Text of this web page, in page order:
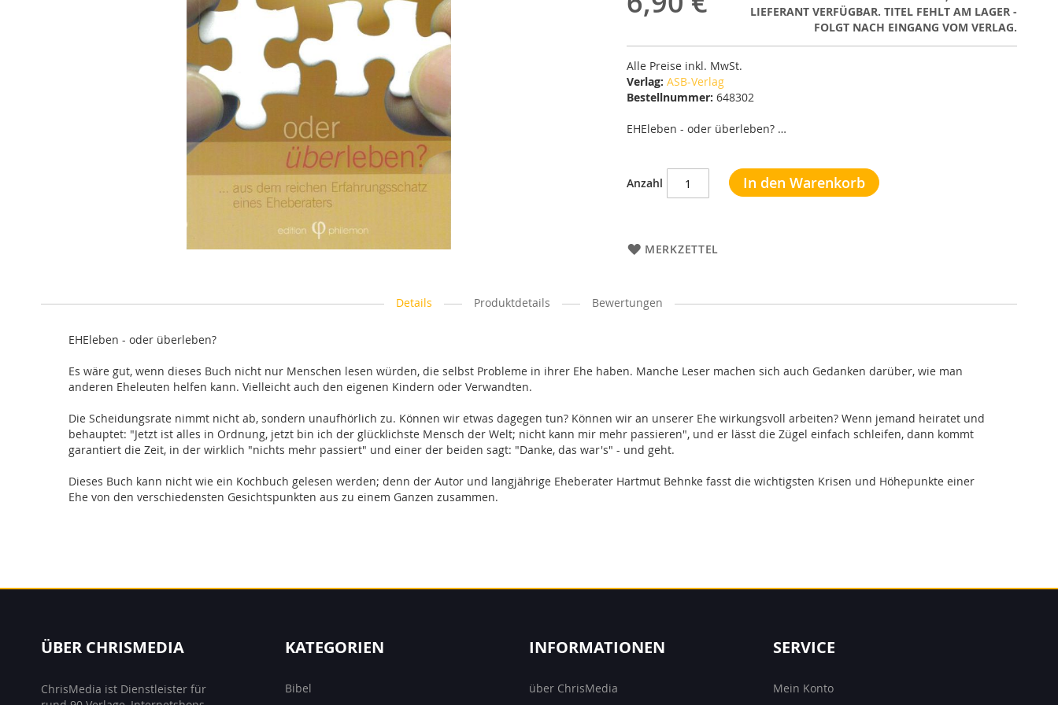
LIEFERANT VERFÜGBAR. TITEL FEHLT AM LAGER -
FOLGT NACH EINGANG VOM VERLAG.
Alle Preise inkl. MwSt.
Verlag: ASB-Verlag
Bestellnummer: 648302
EHEleben - oder überleben? …
Anzahl In den Warenkorb
MERKZETTEL
der
springen
Details
EHEleben - oder überleben?
Es wäre gut, wenn dieses Buch nicht nur Menschen lesen würden, die selbst Probleme in ihrer Ehe haben. Manche Leser machen sich auch Gedanken darüber, wie man
anderen Eheleuten helfen kann. Vielleicht auch den eigenen Kindern oder Verwandten.
Die Scheidungsrate nimmt nicht ab, sondern unaufhörlich zu. Können wir etwas dagegen tun? Können wir an unserer Ehe wirkungsvoll arbeiten? Wenn jemand heiratet und
behauptet: "Jetzt ist alles in Ordnung, jetzt bin ich der glücklichste Mensch der Welt; nicht kann mir mehr passieren", und er lässt die Zügel einfach schleifen, dann kommt
garantiert die Zeit, in der wirklich "nichts mehr passiert" und einer der beiden sagt: "Danke, das war's" - und geht.
Dieses Buch kann nicht wie ein Kochbuch gelesen werden; denn der Autor und langjährige Eheberater Hartmut Behnke fasst die wichtigsten Krisen und Höhepunkte einer
Ehe von den verschiedensten Gesichtspunkten aus zu einem Ganzen zusammen.
Produktdetails Bewertungen
ÜBER CHRISMEDIA
ChrisMedia ist Dienstleister für
KATEGORIEN
Bibel
INFORMATIONEN
über ChrisMedia
SERVICE
Mein Konto